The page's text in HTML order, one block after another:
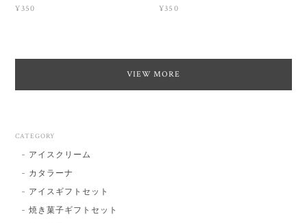
¥350
¥350
VIEW MORE
CATEGORY
アイスクリーム
カタラーナ
アイスギフトセット
焼き菓子ギフトセット